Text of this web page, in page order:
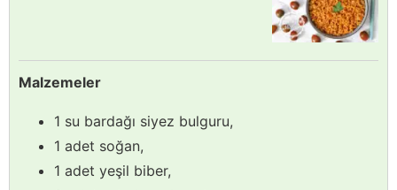
Malzemeler
1 su bardağı siyez bulguru,
1 adet soğan,
1 adet yeşil biber,